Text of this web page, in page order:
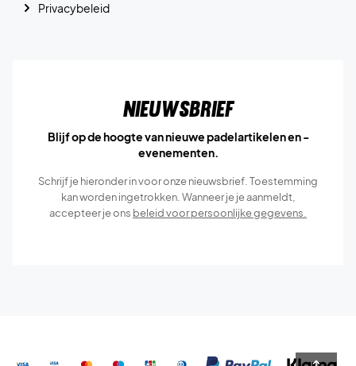
Privacybeleid
Nieuwsbrief
Blijf op de hoogte van nieuwe padelartikelen en -
evenementen.
Schrijf je hieronder in voor onze nieuwsbrief. Toestemming
kan worden ingetrokken. Wanneer je je aanmeldt,
accepteer je ons beleid voor persoonlijke gegevens.